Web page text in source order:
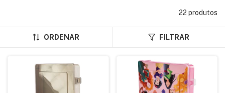
22 produtos
ORDENAR FILTRAR